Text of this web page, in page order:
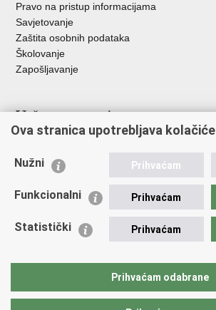
Pravo na pristup informacijama
Savjetovanje
Zaštita osobnih podataka
Školovanje
Zapošljavanje
Važne poveznice
Ministarstvo unutarnjih poslova
Udruge
Policijska akademija
Zaklada policijske solidarnosti
Vučetić"
Ova stranica upotrebljava kolačiće
Nužni Prihvaćam
Funkcionalni Prihvaćam
Statistički Prihvaćam
Prihvaćam odabrane